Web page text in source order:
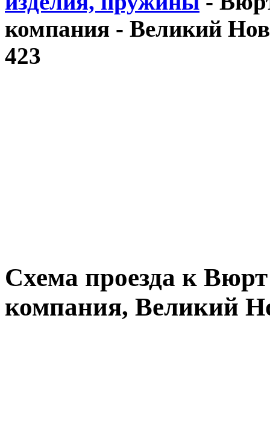
компания - Великий
423
Схема проезда к
компания, Великий